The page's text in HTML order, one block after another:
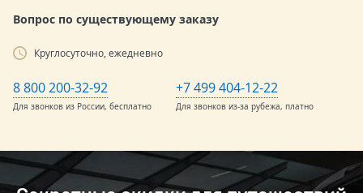
Вопрос по существующему заказу
Круглосуточно, ежедневно
8 800 200-32-92
Для звонков из России, бесплатно
+7 499 404-12-22
Для звонков из-за рубежа, платно